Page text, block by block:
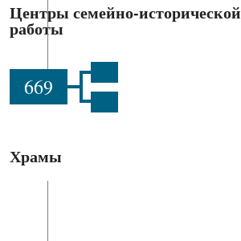
Центры семейно-исторической
работы
669
Храмы